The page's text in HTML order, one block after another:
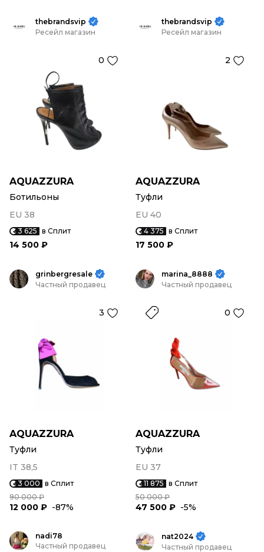
thebrandsvip
Ресейл магазин
0
AQUAZZURA
Ботильоны
EU 38
3 625 в Сплит
14 500 ₽
thebrandsvip
Ресейл магазин
2
AQUAZZURA
Туфли
EU 40
4 375 в Сплит
17 500 ₽
grinbergresale
Частный продавец
3
AQUAZZURA
Туфли
IT 38,5
3 000 в Сплит
90 000 ₽
12 000 ₽ -87%
marina_8888
Частный продавец
0
AQUAZZURA
Туфли
EU 37
11 875 в Сплит
50 000 ₽
47 500 ₽ -5%
nadi78
Частный продавец
nat2024
Частный продавец